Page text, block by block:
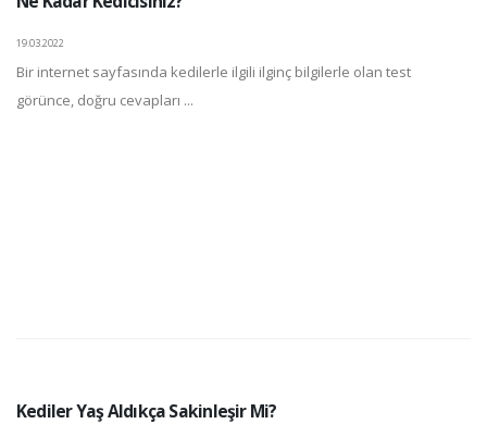
19.03.2022
Bir internet sayfasında kedilerle ilgili ilginç bilgilerle olan test
görünce, doğru cevapları ...
Kediler Yaş Aldıkça Sakinleşir Mi?